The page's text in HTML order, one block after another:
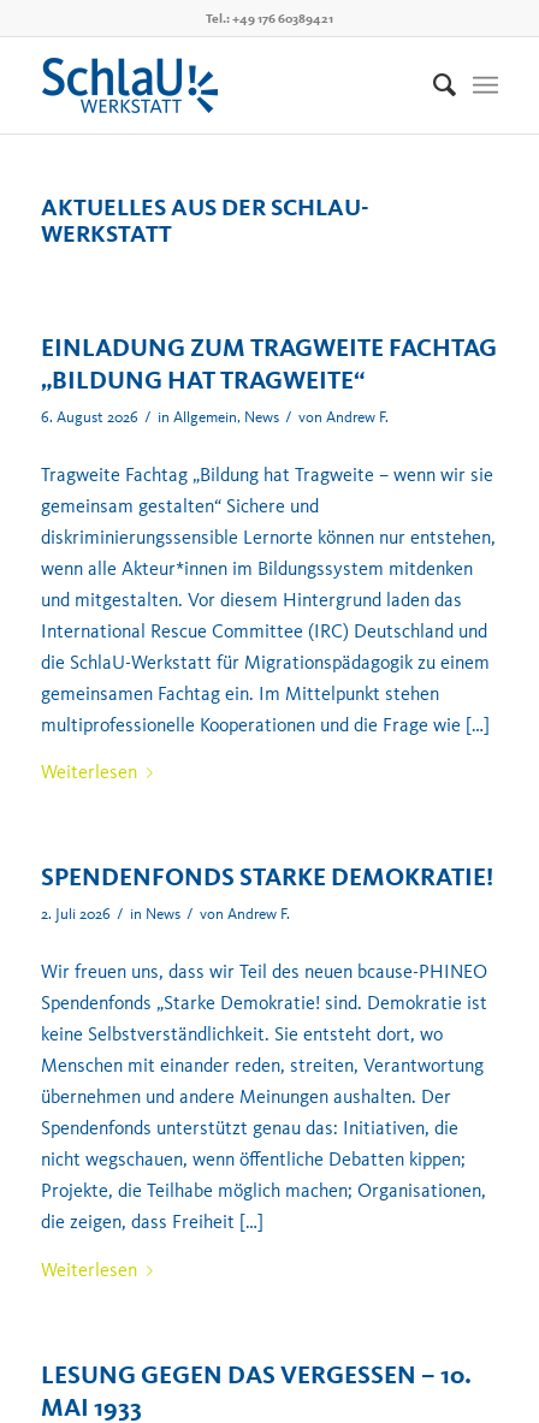
Tel.: +49 176 60389421
AKTUELLES AUS DER SCHLAU-
WERKSTATT
EINLADUNG ZUM TRAGWEITE FACHTAG
„BILDUNG HAT TRAGWEITE“
6. August 2026 / in Allgemein, News / von Andrew F.
Tragweite Fachtag „Bildung hat Tragweite – wenn wir sie
gemeinsam gestalten“ Sichere und
diskriminierungssensible Lernorte können nur entstehen,
wenn alle Akteur*innen im Bildungssystem mitdenken
und mitgestalten. Vor diesem Hintergrund laden das
International Rescue Committee (IRC) Deutschland und
die SchlaU-Werkstatt für Migrationspädagogik zu einem
gemeinsamen Fachtag ein. Im Mittelpunkt stehen
multiprofessionelle Kooperationen und die Frage wie […]
Weiterlesen
SPENDENFONDS STARKE DEMOKRATIE!
2. Juli 2026 / in News / von Andrew F.
Wir freuen uns, dass wir Teil des neuen bcause-PHINEO
Spendenfonds „Starke Demokratie! sind. Demokratie ist
keine Selbstverständlichkeit. Sie entsteht dort, wo
Menschen mit einander reden, streiten, Verantwortung
übernehmen und andere Meinungen aushalten. Der
Spendenfonds unterstützt genau das: Initiativen, die
nicht wegschauen, wenn öffentliche Debatten kippen;
Projekte, die Teilhabe möglich machen; Organisationen,
die zeigen, dass Freiheit […]
Weiterlesen
LESUNG GEGEN DAS VERGESSEN – 10.
MAI 1933